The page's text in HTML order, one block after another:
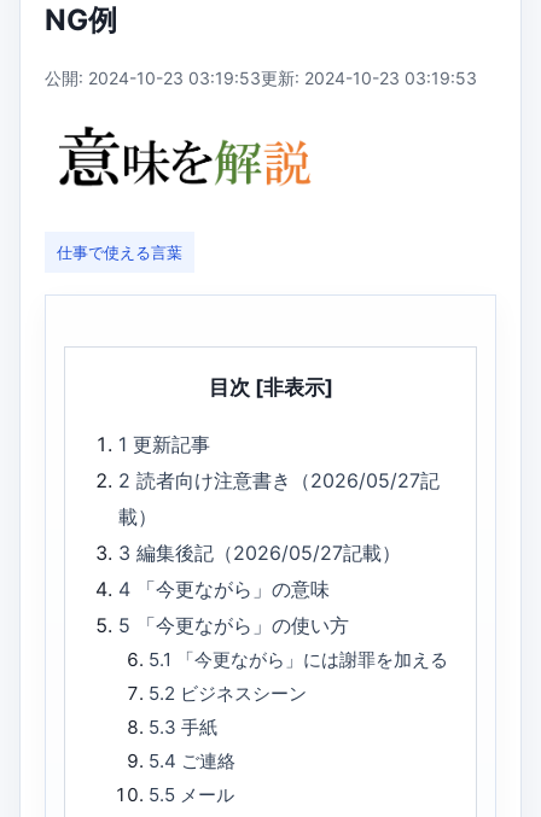
NG例
公開: 2024-10-23 03:19:53更新: 2024-10-23 03:19:53
仕事で使える言葉
目次 [非表示]
1更新記事
2読者向け注意書き（2026/05/27記
載）
3編集後記（2026/05/27記載）
4
「今更ながら」の意味
5
「今更ながら」の使い方
5.1
「今更ながら」には謝罪を加える
5.2 ビジネスシーン
5.3 手紙
5.4 ご連絡
5.5 メール